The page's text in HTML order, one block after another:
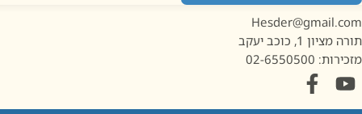
1, כוכב יעקב
02-6550500